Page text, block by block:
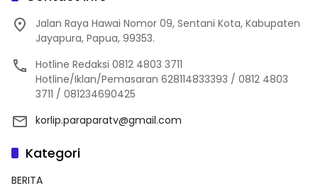
Jalan Raya Hawai Nomor 09, Sentani Kota, Kabupaten
Jayapura, Papua, 99353.
Hotline Redaksi 0812 4803 3711
Hotline/Iklan/Pemasaran 628114833393 / 0812 4803
3711 / 081234690425
korlip.paraparatv@gmail.com
Kategori
BERITA